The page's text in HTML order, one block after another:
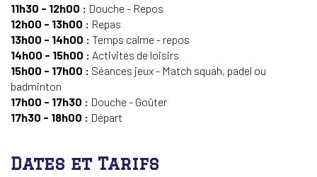
11h30 - 12h00 : Douche - Repos
12h00 - 13h00 : Repas
13h00 - 14h00 : Temps calme - repos
14h00 - 15h00 : Activités de loisirs
15h00 - 17h00 : Séances jeux - Match squah, padel ou
badminton
17h00 - 17h30 : Douche - Goûter
17h30 - 18h00 : Départ
Dates et Tarifs